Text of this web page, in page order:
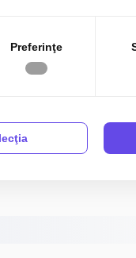
optica
Preferinţe